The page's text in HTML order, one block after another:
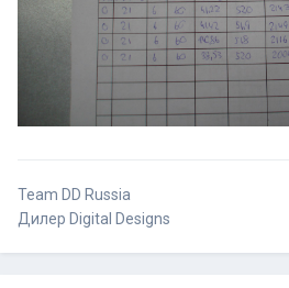
Team DD Russia
Дилер Digital Designs